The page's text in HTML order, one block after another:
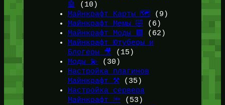
🤖
(10)
Майнкрафт Карты 🗺️(9)
Майнкрафт Мемы 🤣 (6)
Майнкрафт Моды 🟩 (62)
Майнкрафт Ютуберы и
Блогеры 🎥
(15)
Моды 💫
(30)
Настройка плагинов
Майнкрафт ⚒️(35)
Настройка сервера
Майнкрафт 🔦 (53)